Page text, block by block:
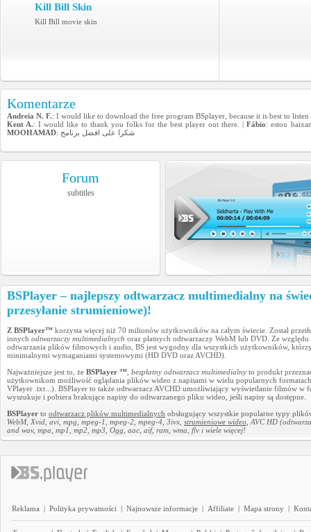
Kill Bill Skin
Kill Bill movie skin
Komentarze
Andreia N. F.: I would like to download the free program BSplayer, because it is best to
Kent A.: I would like to thank you folks for the best player out there. |Fábio: estou
MOOHAMAD : شكرا على افضل برنامج
Forum
subtitles
BSPlayer – najlepszy odtwarzacz multimedialny na
przesyłanie strumieniowe)!
Z BSPlayer™ korzysta więcej niż 70 milionów użytkowników na całym świecie. Został
innych odtwarzaczy multimedialnych oraz płatnych odtwarzaczy WebM lub DVD. Ze
odtwarzania plików filmowych i audio, BS jest wygodny dla wszystkich użytkowników,
minimalnymi wymaganiami systemowymi (HD DVD oraz AVCHD).
Najważniejsze jest to, że BSPlayer ™ bezpłatny odtwarzacz multimedialny to produkt
użytkownikom możliwość oglądania plików wideo z napisami w wielu popularnych
VPlayer .txt...). BSPlayer to także odtwarzacz AVCHD umożliwiający wyświetlanie filmów
wyszukuje i pobiera brakujące napisy do odtwarzanego pliku wideo, jeśli napisy są dostępne.
BSPlayer to odtwarzacz plików multimedialnych obsługujący wszystkie popularne typy
WebM, Xvid, avi, mpg, mpeg-1, mpeg-2, mpeg-4, 3ivx, strumieniowe wideo , AVC HD
and wav, mpa, mp1, mp2, mp3, Ogg, aac, aif, ram, wma, flv i wiele więcej!
Reklama | Polityka prywatności | Najnowsze informacje | Affiliate | Mapa strony |